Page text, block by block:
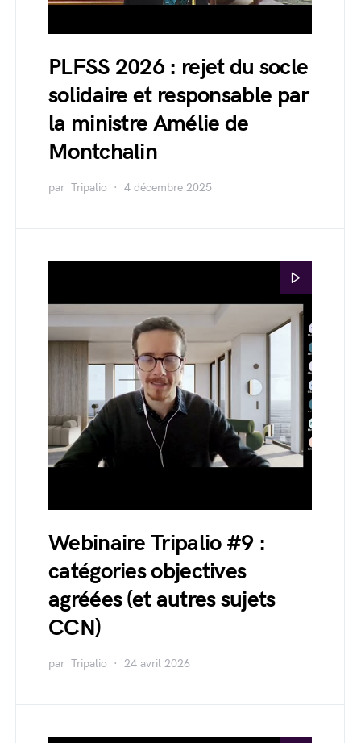
PLFSS 2026 : rejet du socle
solidaire et responsable par
la ministre Amélie de
Montchalin
par Tripalio 4 décembre 2025
Webinaire Tripalio #9 :
catégories objectives
agréées (et autres sujets
CCN)
par Tripalio 24 avril 2026